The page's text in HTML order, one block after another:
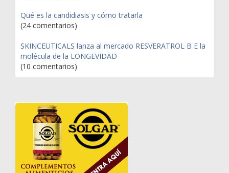
Qué es la candidiasis y cómo tratarla
(24 comentarios)
SKINCEUTICALS lanza al mercado RESVERATROL B E la
molécula de la LONGEVIDAD
(10 comentarios)